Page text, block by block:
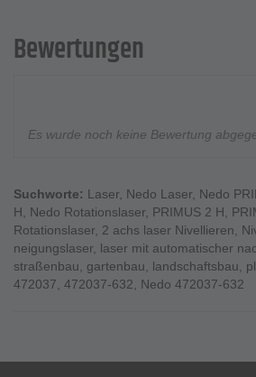
Bewertungen
Es wurde noch keine Bewertung
Suchworte: Laser, Nedo Laser, Nedo
H, Nedo Rotationslaser, PRIMUS 2 H,
Rotationslaser, 2 achs laser Nivellieren,
neigungslaser, laser mit automatischer
straßenbau, gartenbau, landschaftsbau,
472037, 472037-632, Nedo 472037-632